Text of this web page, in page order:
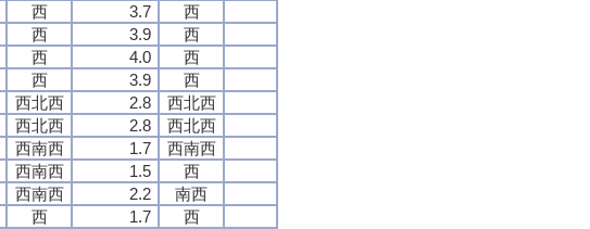
西 3.7
西
西 3.9
西
西 4.0
西
西 3.9
西
西北西 2.8
西北西
西北西 2.8
西北西
西南西 1.7
西南西
西南西 1.5
西
西南西 2.2
南西
西 1.7
西